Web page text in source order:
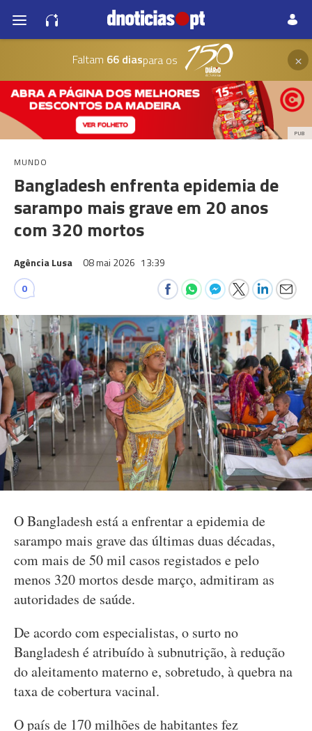
Faltam 66 diaspara os ×
PUB
MUNDO
Bangladesh enfrenta epidemia de
sarampo mais grave em 20 anos
com 320 mortos
Agência Lusa 08 mai 2026 13:39
0
O Bangladesh está a enfrentar a epidemia de
sarampo mais grave das últimas duas décadas,
com mais de 50 mil casos registados e pelo
menos 320 mortos desde março, admitiram as
autoridades de saúde.
De acordo com especialistas, o surto no
Bangladesh é atribuído à subnutrição, à redução
do aleitamento materno e, sobretudo, à quebra na
taxa de cobertura vacinal.
O país de 170 milhões de habitantes fez